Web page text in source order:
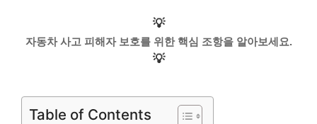
💡
자동차 사고 피해자 보호를 위한 핵심 조항을 알아보세요.
💡
Table of Contents